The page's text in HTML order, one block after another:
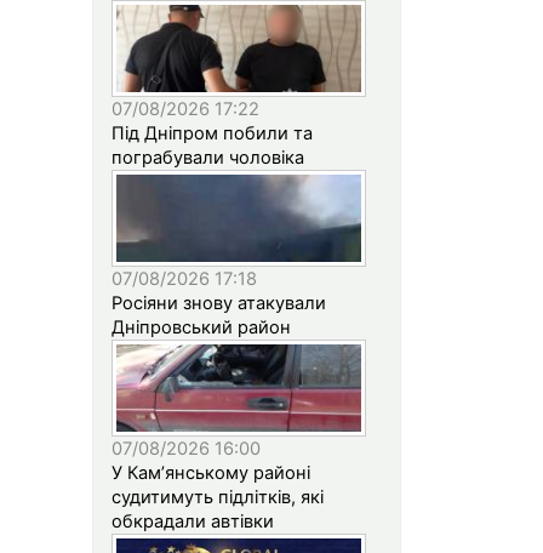
07/08/2026 17:22
Під Дніпром побили та
пограбували чоловіка
07/08/2026 17:18
Росіяни знову атакували
Дніпровський район
07/08/2026 16:00
У Кам’янському районі
судитимуть підлітків, які
обкрадали автівки